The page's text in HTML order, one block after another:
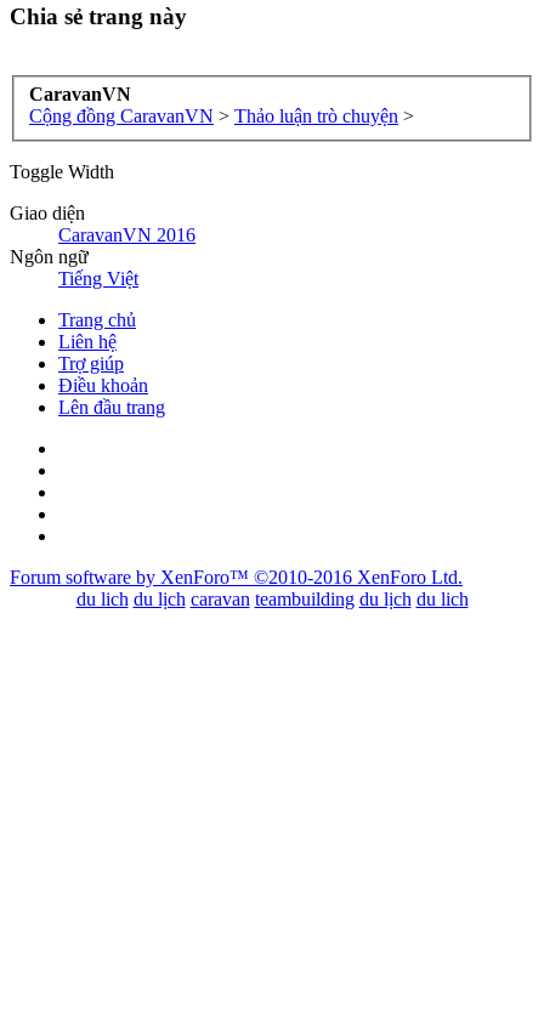
Chia sẻ trang này
CaravanVN
Cộng đồng CaravanVN > Thảo luận trò chuyện >
Toggle Width
Giao diện
CaravanVN 2016
Ngôn ngữ
Tiếng Việt
Trang chủ
Liên hệ
Trợ giúp
Điều khoản
Lên đầu trang
Forum software by XenForo™ ©2010-2016 XenForo Ltd.
du lich du lịch caravan teambuilding du lịch du lich